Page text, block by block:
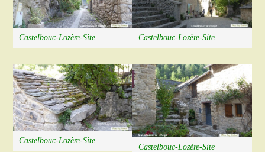
Castelbouc-Lozère-Site Castelbouc-Lozère-Site
Castelbouc-Lozère-Site
Castelbouc-Lozère-Site